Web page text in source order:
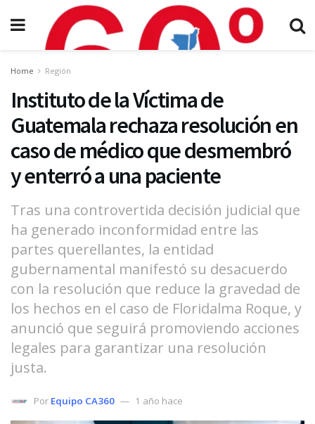
Home Región
Instituto de la Víctima de
Guatemala rechaza resolución en
caso de médico que desmembró
y enterró a una paciente
Tras una controvertida decisión judicial que
ha generado inconformidad entre las
partes querellantes, la entidad
gubernamental manifestó su desacuerdo
con la resolución que reduce la gravedad de
los hechos en el caso de Floridalma Roque, y
anunció que seguirá promoviendo acciones
legales para garantizar una resolución
justa.
Por Equipo CA360 1 año hace